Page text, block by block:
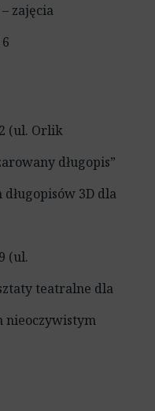
zajęcia
(ul. Orlik
długopis”
3D dla
(ul.
teatralne dla
nieoczywistym